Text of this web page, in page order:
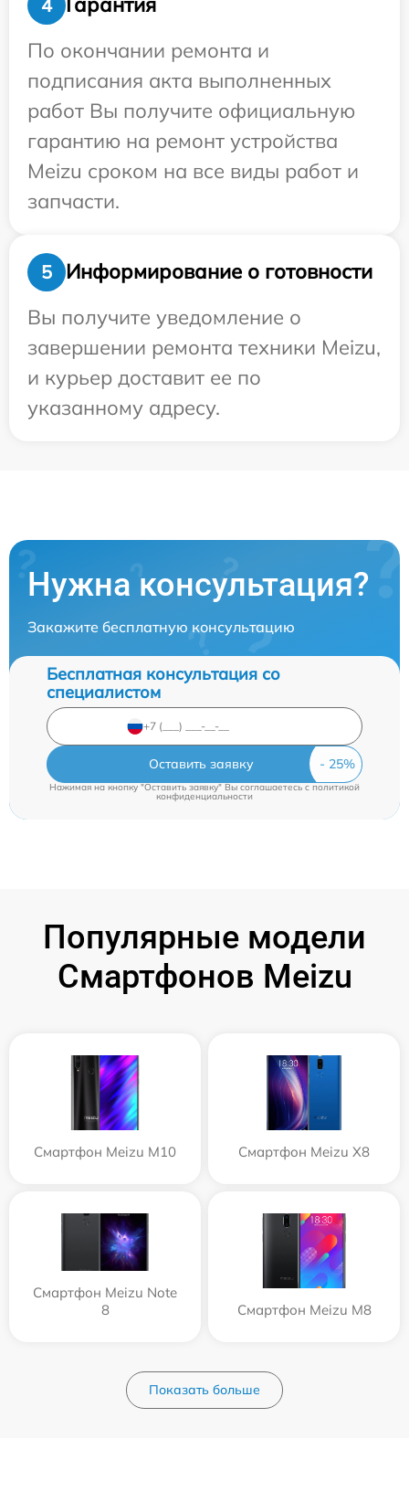
4
По окончании ремонта и
подписания акта выполненных
работ Вы получите официальную
гарантию на ремонт устройства
Meizu сроком на все виды работ и
запчасти.
5
Информирование о готовности
Вы получите уведомление о
завершении ремонта техники Meizu,
и курьер доставит ее по
указанному адресу.
Нужна консультация?
Закажите бесплатную консультацию
Бесплатная консультация со
специалистом
Оставить заявку
Нажимая на кнопку "Оставить заявку" Вы соглашаетесь cполитикой
конфиденциальности
Популярные модели
Смартфонов Meizu
Смартфон Meizu M10 Смартфон Meizu X8
Смартфон Meizu Note
8
Смартфон Meizu M8
Показать больше